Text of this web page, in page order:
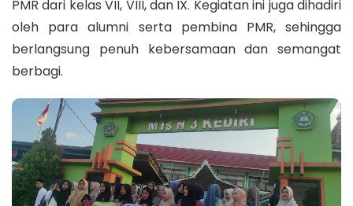
PMR dari kelas VII, VIII, dan IX. Kegiatan ini juga dihadiri
oleh para alumni serta pembina PMR, sehingga
berlangsung penuh kebersamaan dan semangat
berbagi.